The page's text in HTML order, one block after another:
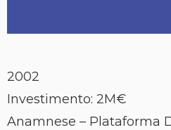
2002
Investimento: 2M€
Anamnese – Plataforma